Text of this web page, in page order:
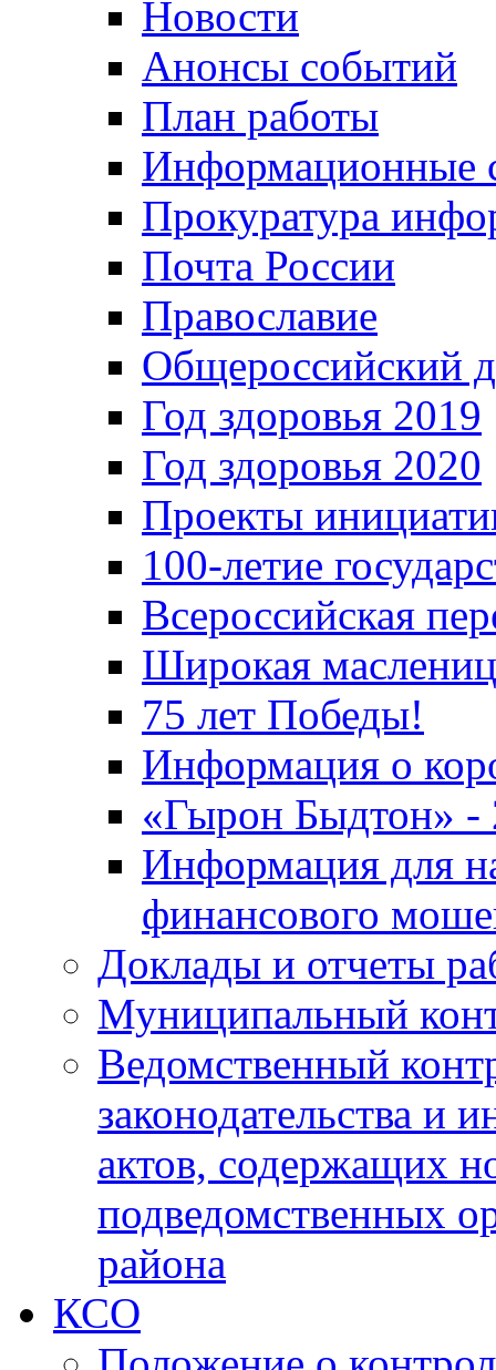
Новости
Анонсы событий
План работы
Информационные
Прокуратура
Почта России
Православие
Общероссийский
Год здоровья 2019
Год здоровья 2020
Проекты
100-летие
Всероссийская
Широкая
75 лет Победы!
Информация о
«Гырон Быдтон» -
Информация для
финансового
Доклады и отчеты
Муниципальный
Ведомственный
законодательства и
актов, содержащих
подведомственных
района
КСО